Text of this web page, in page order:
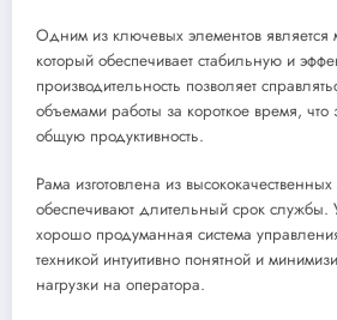
Одним из ключевых элементов
который обеспечивает стабильную и
производительность позволяет
объемами работы за короткое время,
общую продуктивность.
Рама изготовлена из
обеспечивают длительный срок службы.
хорошо продуманная система
техникой интуитивно понятной и
нагрузки на оператора.